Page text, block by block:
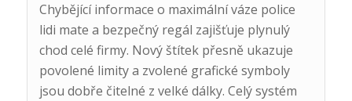
Chybějící informace o maximální váze police
lidi mate a bezpečný regál zajišťuje plynulý
chod celé firmy. Nový štítek přesně ukazuje
povolené limity a zvolené grafické symboly
jsou dobře čitelné z velké dálky. Celý systém